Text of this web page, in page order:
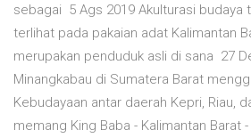
sebagai 5 Ags 2019 Akulturasi budaya
terlihat pada pakaian adat Kalimantan
merupakan penduduk asli di sana 27
Minangkabau di Sumatera Barat
Kebudayaan antar daerah Kepri, Riau,
memang King Baba - Kalimantan Barat